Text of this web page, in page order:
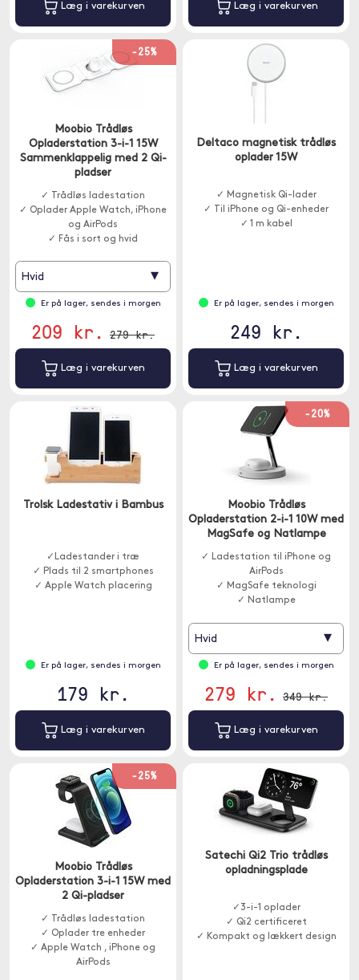
Læg i varekurven Læg i varekurven
-25%
Moobio Trådløs
Opladerstation 3-i-1 15W
Sammenklappelig med 2 Qi-
pladser
✓ Trådløs ladestation
✓ Oplader Apple Watch, iPhone
og AirPods
✓ Fås i sort og hvid
Hvid ▾
Er på lager, sendes i morgen
209 kr. 279 kr.
Læg i varekurven
Deltaco magnetisk trådløs
oplader 15W
✓ Magnetisk Qi-lader
✓ Til iPhone og Qi-enheder
✓ 1 m kabel
Er på lager, sendes i morgen
249 kr.
Læg i varekurven
Trolsk Ladestativ i Bambus
✓Ladestander i træ
✓ Plads til 2 smartphones
✓ Apple Watch placering
Er på lager, sendes i morgen
179 kr.
Læg i varekurven
-20%
Moobio Trådløs
Opladerstation 2-i-1 10W med
MagSafe og Natlampe
✓ Ladestation til iPhone og
AirPods
✓ MagSafe teknologi
✓ Natlampe
Hvid ▾
Er på lager, sendes i morgen
279 kr. 349 kr.
Læg i varekurven
-25%
Moobio Trådløs
Opladerstation 3-i-1 15W med
2 Qi-pladser
✓ Trådløs ladestation
✓ Oplader tre enheder
✓ Apple Watch , iPhone og
AirPods
Satechi Qi2 Trio trådløs
opladningsplade
✓3-i-1 oplader
✓ Qi2 certificeret
✓ Kompakt og lækkert design